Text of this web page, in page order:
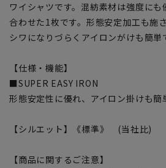
ワイシャツです。混紡素材は強度に
合わせた1枚です。形態安定加工も施
シワになりづらくアイロンがけも簡単
【仕様・機能】
■SUPER EASY IRON
形態安定性に優れ、アイロン掛けも簡
【シルエット】《標準》 (当社比)
【商品に関するご注意】